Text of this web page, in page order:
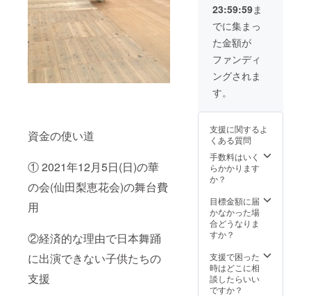
資金の使い道
① 2021年12月5日(日)の華
の会(仙田梨恵花会)の舞台費
用
②経済的な理由で日本舞踊
に出演できない子供たちの
支援
23:59:59ま
でに集まっ
た金額が
ファンディ
ングされま
す。
支援に関するよ
くある質問
手数料はいく
らかかります
か？
目標金額に届
かなかった場
合どうなりま
すか？
支援で困った
時はどこに相
談したらいい
ですか？